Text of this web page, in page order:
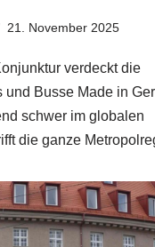
21. November 2025
verdeckt die
und Busse Made in
schwer im globalen
die ganze